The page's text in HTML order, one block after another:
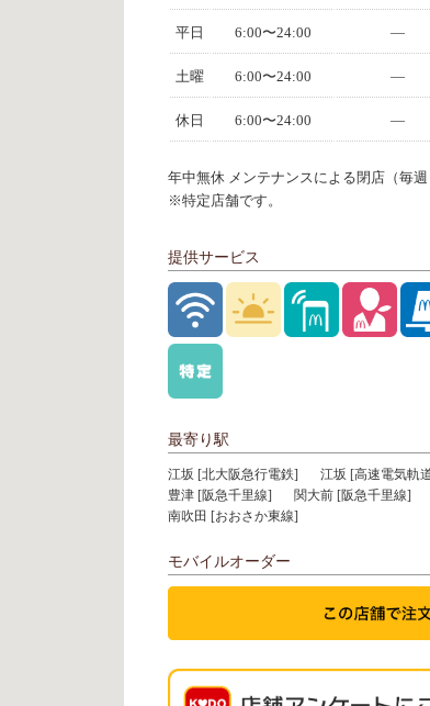
平日 6:00〜24:00 —
土曜 6:00〜24:00 —
休日 6:00〜24:00 —
年中無休 メンテナンスによる閉店（毎
※特定店舗です。
提供サービス
最寄り駅
江坂 [北大阪急行電鉄]
江坂 [高速電気軌
豊津 [阪急千里線]
関大前 [阪急千里線]
南吹田 [おおさか東線]
モバイルオーダー